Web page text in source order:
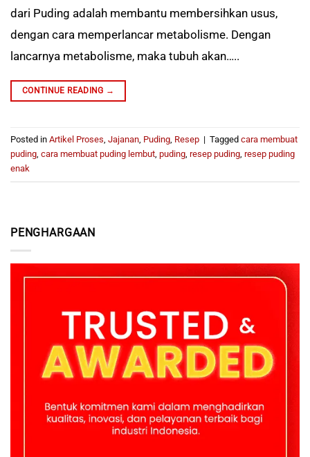
PENGHARGAAN
dari Puding adalah membantu membersihkan usus,
dengan cara memperlancar metabolisme. Dengan
lancarnya metabolisme, maka tubuh akan…..
CONTINUE READING →
Posted in Artikel Proses, Jajanan, Puding, Resep | Tagged cara membuat
puding, cara membuat puding lembut, puding, resep puding, resep puding
enak